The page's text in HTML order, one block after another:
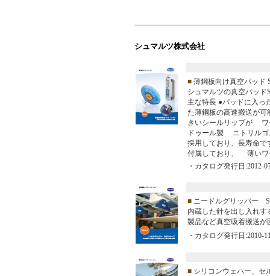
シュマルツ株式会社
■ 薄鋼板向け真空パッド
シュマルツの真空パッ
主な特長 ●パッドに入
た薄鋼板の高速搬送が
きいシールリップが ワ
ドゥール製 ニトリル
採用しており、長寿命
付属しており、 薄いワ
・カタログ発行日:2012-
■ ニードルグリッパー
内蔵した針を出し入れ
製品など真空吸着搬送が
・カタログ発行日:2010-
■ シリコンウェハー、セ